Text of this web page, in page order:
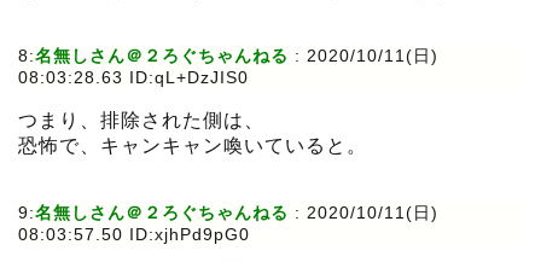
8:名無しさん＠２ろぐちゃんねる : 2020/10/11(日)
08:03:28.63 ID:qL+DzJIS0
つまり、排除された側は、
恐怖で、キャンキャン喚いていると。
9:名無しさん＠２ろぐちゃんねる : 2020/10/11(日)
08:03:57.50 ID:xjhPd9pG0